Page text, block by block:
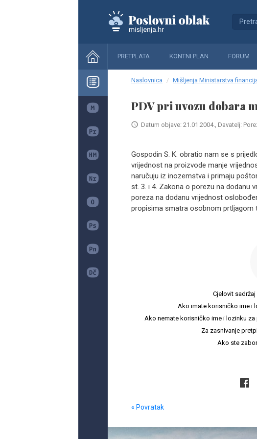
PRETPLATA KONTNI PLAN FORUM
Naslovnica Mišljenja Ministarstva
PDV pri uvozu dobara
Datum objave: 21.01.2004., Davatelj:
Gospodin S. K. obratio nam se s
vrijednost na proizvode manje
naručuju iz inozemstva i primaju
st. 3. i 4. Zakona o porezu na dodanu
poreza na dodanu vrijednost
propisima smatra osobnom prtljagom
Cjelovit
Ako imate korisničko ime i
Ako nemate korisničko ime i lozinku
Za zasnivanje
Ako ste
« Povratak